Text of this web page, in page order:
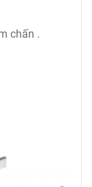
chấn .